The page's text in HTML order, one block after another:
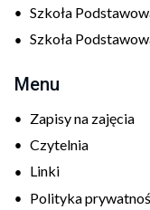
Szkoła
Szkoła
Menu
Zapisy na zajęcia
Czytelnia
Linki
Polityka